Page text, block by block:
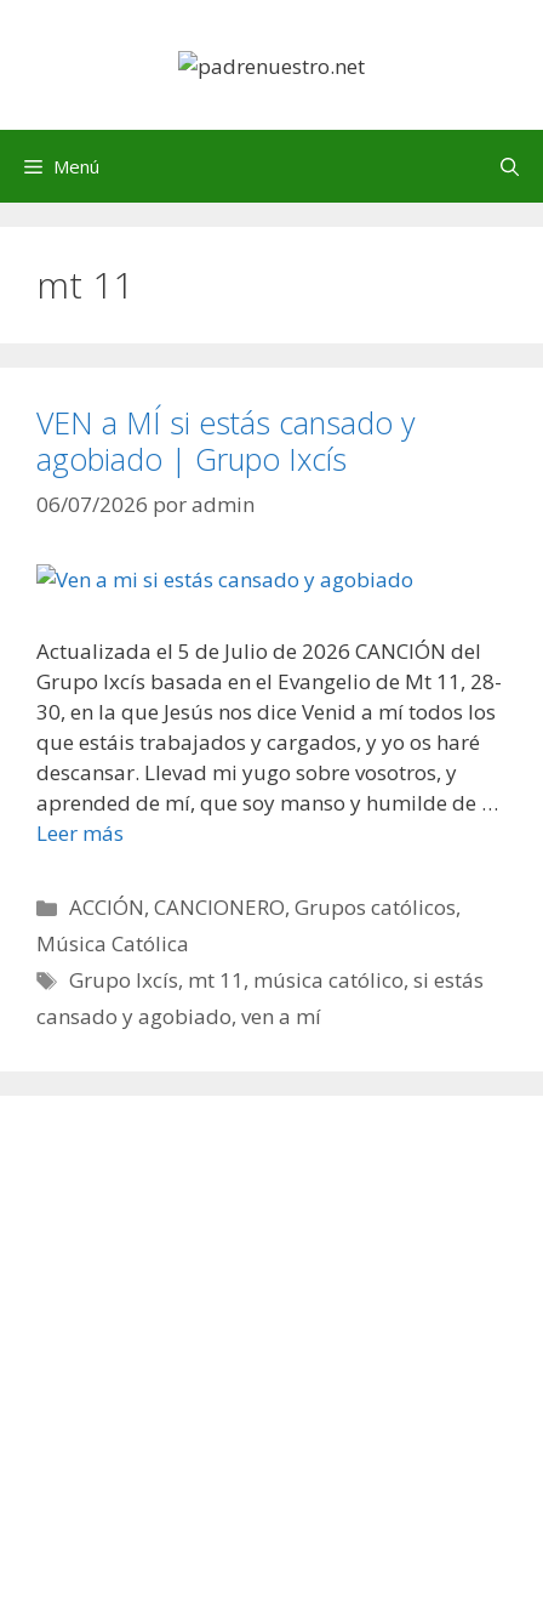
Menú
mt 11
VEN a MÍ si estás cansado y
agobiado | Grupo Ixcís
06/07/2026 poradmin
Actualizada el 5 de Julio de 2026 CANCIÓN del
Grupo Ixcís basada en el Evangelio de Mt 11, 28-
30, en la que Jesús nos dice Venid a mí todos los
que estáis trabajados y cargados, y yo os haré
descansar. Llevad mi yugo sobre vosotros, y
aprended de mí, que soy manso y humilde de …
Leer más
Categorías
ACCIÓN,CANCIONERO,Grupos católicos,
Música Católica
Etiquetas
Grupo Ixcís, mt 11 , música católico,si estás
cansado y agobiado, ven a mí